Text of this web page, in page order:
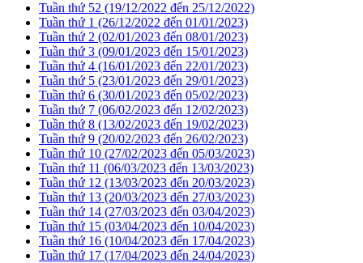
Tuần thứ 52 (19/12/2022 đến 25/12/2022)
Tuần thứ 1 (26/12/2022 đến 01/01/2023)
Tuần thứ 2 (02/01/2023 đến 08/01/2023)
Tuần thứ 3 (09/01/2023 đến 15/01/2023)
Tuần thứ 4 (16/01/2023 đến 22/01/2023)
Tuần thứ 5 (23/01/2023 đến 29/01/2023)
Tuần thứ 6 (30/01/2023 đến 05/02/2023)
Tuần thứ 7 (06/02/2023 đến 12/02/2023)
Tuần thứ 8 (13/02/2023 đến 19/02/2023)
Tuần thứ 9 (20/02/2023 đến 26/02/2023)
Tuần thứ 10 (27/02/2023 đến 05/03/2023)
Tuần thứ 11 (06/03/2023 đến 13/03/2023)
Tuần thứ 12 (13/03/2023 đến 20/03/2023)
Tuần thứ 13 (20/03/2023 đến 27/03/2023)
Tuần thứ 14 (27/03/2023 đến 03/04/2023)
Tuần thứ 15 (03/04/2023 đến 10/04/2023)
Tuần thứ 16 (10/04/2023 đến 17/04/2023)
Tuần thứ 17 (17/04/2023 đến 24/04/2023)